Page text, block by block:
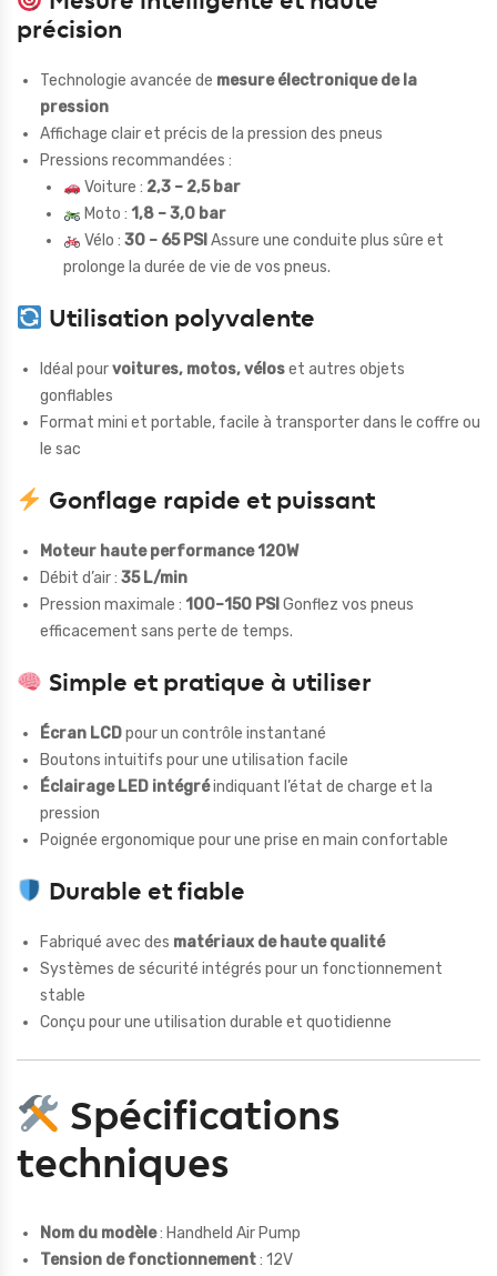
précision
Technologie avancée de mesure électronique de la
pression
Affichage clair et précis de la pression des pneus
Pressions recommandées :
Voiture : 2,3 – 2,5 bar
Moto : 1,8 – 3,0 bar
Vélo : 30 – 65 PSI Assure une conduite plus sûre et
prolonge la durée de vie de vos pneus.
Utilisation polyvalente
Idéal pourvoitures, motos, véloset autres objets
gonflables
Format mini et portable, facile à transporter dans le coffre ou
le sac
Gonflage rapide et puissant
Moteur haute performance 120W
Débit d’air : 35 L/min
Pression maximale : 100–150 PSI Gonflez vos pneus
efficacement sans perte de temps.
Simple et pratique à utiliser
Écran LCDpour un contrôle instantané
Boutons intuitifs pour une utilisation facile
Éclairage LED intégréindiquant l’état de charge et la
pression
Poignée ergonomique pour une prise en main confortable
Durable et fiable
Fabriqué avec des matériaux de haute qualité
Systèmes de sécurité intégrés pour un fonctionnement
stable
Conçu pour une utilisation durable et quotidienne
Spécifications
techniques
Nom du modèle: Handheld Air Pump
Tension de fonctionnement: 12V